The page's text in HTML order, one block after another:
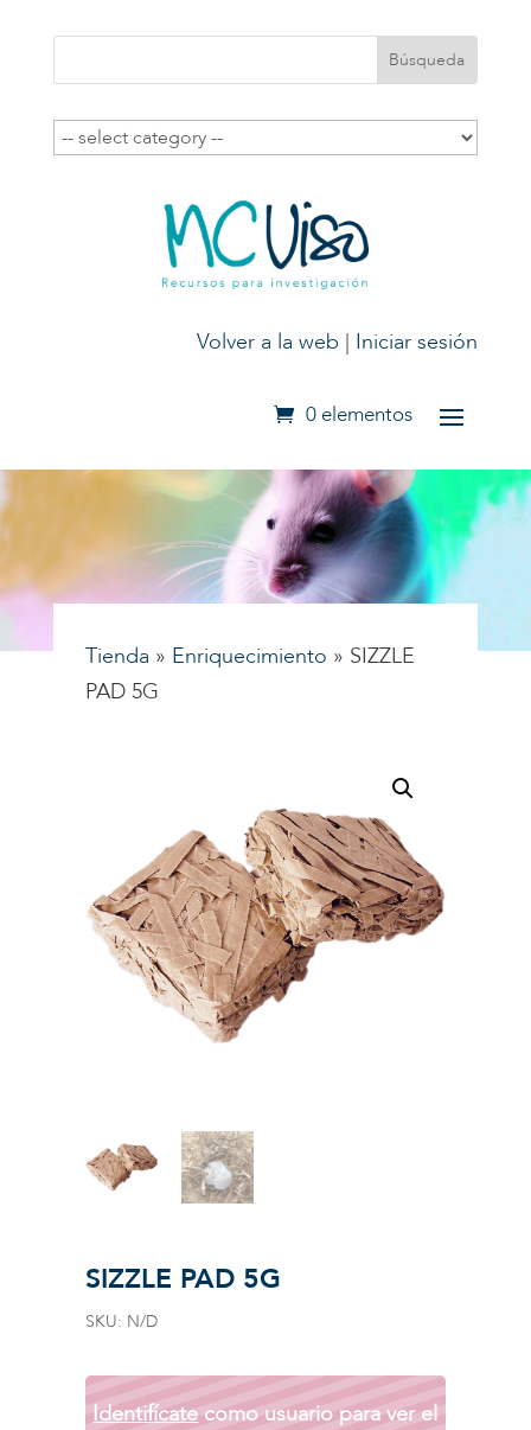
Volver a la web | Iniciar sesión
0 elementos
Tienda » Enriquecimiento » SIZZLE
PAD 5G
SIZZLE PAD 5G
SKU: N/D
Identifícate como usuario para ver el